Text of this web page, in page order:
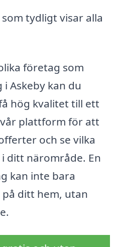
tydligt visar alla
företag som
Askeby kan du
hög kvalitet till ett
plattform för att
och se vilka
ditt närområde. En
kan inte bara
ditt hem, utan